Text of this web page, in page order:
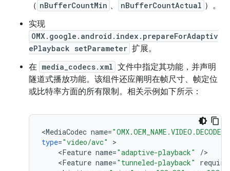
（ nBufferCountMin 、 nBufferCountActual ）。
实现
OMX.google.android.index.prepareForAdaptiv
ePlayback setParameter 扩展。
在 media_codecs.xml 文件中指定其功能，并声明
隧道式播放功能。该组件还应阐明在帧尺寸、帧定位
或比特率方面的所有限制。相关示例如下所示：
<MediaCodec name=
type="video/avc"
<Feature name="adaptive-playback" /
<Feature name="tunneled-playback"